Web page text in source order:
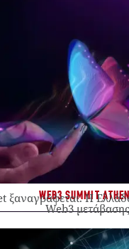
WEB3 SUMMIT
ξαναγράφεται. Η
Web3 μετάβασης